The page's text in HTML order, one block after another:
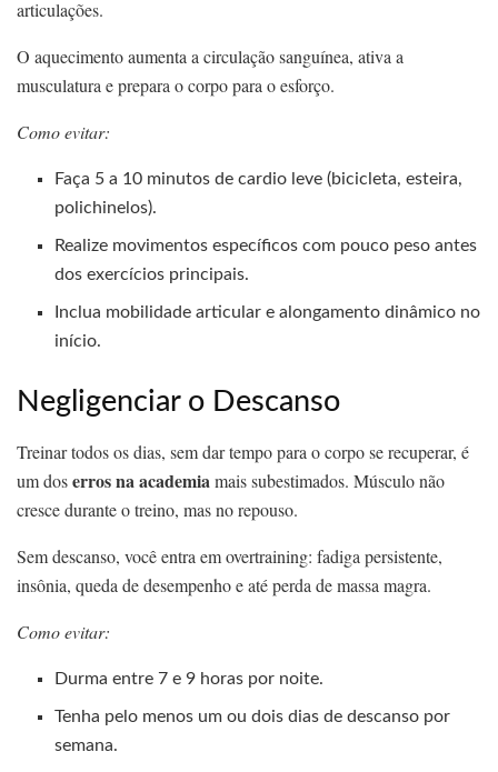
articulações.
O aquecimento aumenta a circulação sanguínea, ativa a
musculatura e prepara o corpo para o esforço.
Como evitar:
Faça 5 a 10 minutos de cardio leve (bicicleta, esteira,
polichinelos).
Realize movimentos específicos com pouco peso antes
dos exercícios principais.
Inclua mobilidade articular e alongamento dinâmico no
início.
Negligenciar o Descanso
Treinar todos os dias, sem dar tempo para o corpo se recuperar, é
um doserros na academiamais subestimados. Músculo não
cresce durante o treino, mas no repouso.
Sem descanso, você entra em overtraining: fadiga persistente,
insônia, queda de desempenho e até perda de massa magra.
Como evitar:
Durma entre 7 e 9 horas por noite.
Tenha pelo menos um ou dois dias de descanso por
semana.